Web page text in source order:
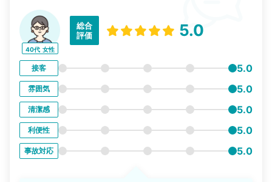
40代 女性
総合
評価
5.0
接客 5.0
雰囲気 5.0
清潔感 5.0
利便性 5.0
事故対応 5.0